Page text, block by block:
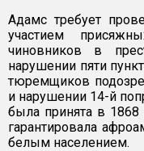
Адамс требует
участием
чиновников в
нарушении пяти
тюремщиков
и нарушении 14-й
была принята в
гарантировала
белым населением.